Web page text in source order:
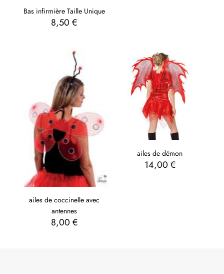
Bas infirmière Taille Unique
8,50€
ailes de coccinelle avec
antennes
8,00 €
ailes de démon
14,00 €